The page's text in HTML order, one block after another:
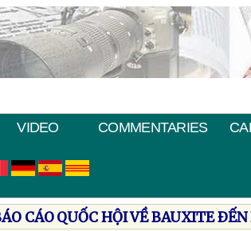
VIDEO COMMENTARIES
CÁO QUỐC HỘI VỀ BAUXITE ÐẾN